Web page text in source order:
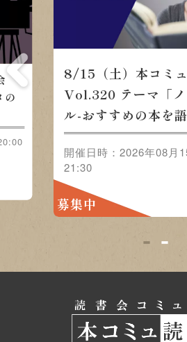
の
8/15（土）本コミ
Vol.320 テーマ「ノ
ル-おすすめの本を語
開催日時：2026年08月
21:30
募集中
1 2